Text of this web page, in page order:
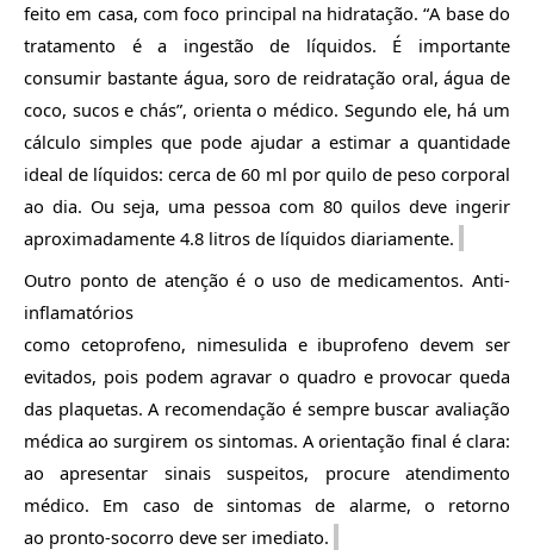
feito em casa, com foco principal na hidratação. “A base do
tratamento é a ingestão de líquidos. É importante
consumir bastante água, soro de reidratação oral, água de
coco, sucos e chás”, orienta o médico. Segundo ele, há um
cálculo simples que pode ajudar a estimar a quantidade
ideal de líquidos: cerca de 60 ml por quilo de peso corporal
ao dia. Ou seja, uma pessoa com 80 quilos deve ingerir
aproximadamente 4.8 litros de líquidos diariamente.
Outro ponto de atenção é o uso de medicamentos. Anti-
inflamatórios
como cetoprofeno, nimesulida e ibuprofeno devem ser
evitados, pois podem agravar o quadro e provocar queda
das plaquetas. A recomendação é sempre buscar avaliação
médica ao surgirem os sintomas. A orientação final é clara:
ao apresentar sinais suspeitos, procure atendimento
médico. Em caso de sintomas de alarme, o retorno
ao pronto-socorro deve ser imediato.